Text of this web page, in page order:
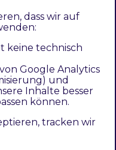
e
si
g
n
er
R
e
s
Image
742)
(TDMET-877)
test routines
dass wir auf
keine technisch
Google Analytics
und
Inhalte besser
können.
tracken wir